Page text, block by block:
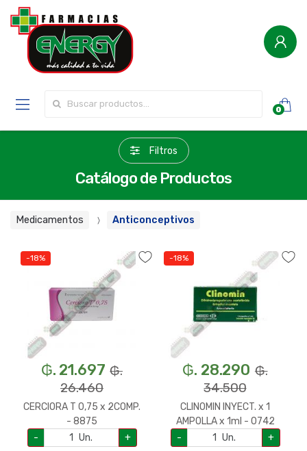
0
Filtros
Catálogo de Productos
Medicamentos Anticonceptivos
-18%
₲. 21.697 ₲.
26.460
CERCIORA T 0,75 x 2COMP.
- 8875
-
Un. +
-18%
₲. 28.290 ₲.
34.500
CLINOMIN INYECT. x 1
AMPOLLA x 1ml - 0742
-
Un. +